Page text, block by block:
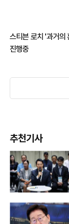
스티븐 로치 '과거의
진행중
추천기사